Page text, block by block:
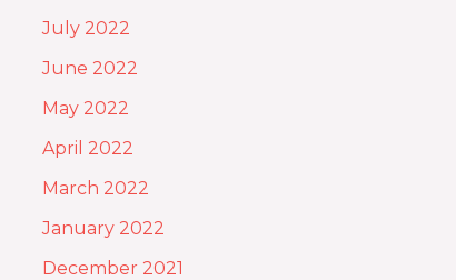
July 2022
June 2022
May 2022
April 2022
March 2022
January 2022
December 2021